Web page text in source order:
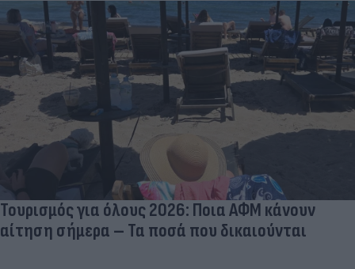
Τουρισμός για όλους 2026: Ποια ΑΦΜ κάνουν
αίτηση σήμερα – Τα ποσά που δικαιούνται